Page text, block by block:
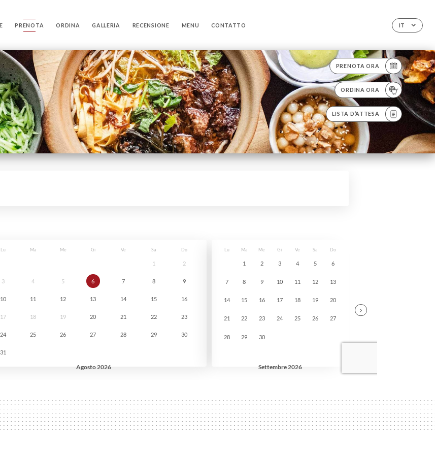
IT
PRENOTA ORDINA GALLERIA RECENSIONE MENU CONTATTO
PRENOTA ORA
ORDINA ORA
LISTA D’ATTESA